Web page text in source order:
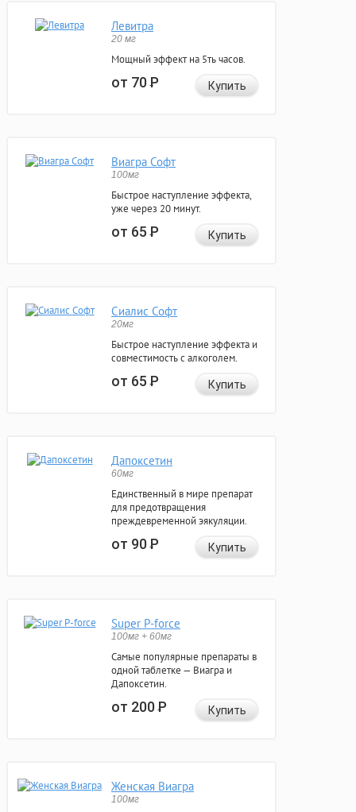
Левитра
20 мг
Мощный эффект на 5ть часов.
от 70Р Купить
Виагра Софт
100мг
Быстрое наступление эффекта,
уже через 20 минут.
от 65Р Купить
Сиалис Софт
20мг
Быстрое наступление эффекта и
совместимость с алкоголем.
от 65Р Купить
Дапоксетин
60мг
Единственный в мире препарат
для предотвращения
преждевременной эякуляции.
от 90Р Купить
Super P-force
100мг + 60мг
Самые популярные препараты в
одной таблетке — Виагра и
Дапоксетин.
от 200Р Купить
Женская Виагра
100мг